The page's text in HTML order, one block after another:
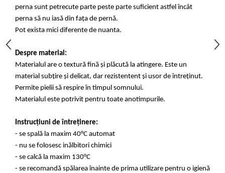
perna sunt petrecute parte peste parte suficient astfel încât
perna să nu iasă din fața de pernă.
Pot exista mici diferente de nuanta.
Despre material:
Materialul are o textură fină și plăcută la atingere. Este un
material subțire și delicat, dar rezistentent și usor de întreținut.
Permite pielii să respire în timpul somnului.
Materialul este potrivit pentru toate anotimpurile.
Instrucțiuni de întreținere:
- se spală la maxim 40°C automat
- nu se folosesc inălbitori chimici
- se calcă la maxim 130°C
- se recomandă spălarea înainte de prima utilizare pentru o igienă